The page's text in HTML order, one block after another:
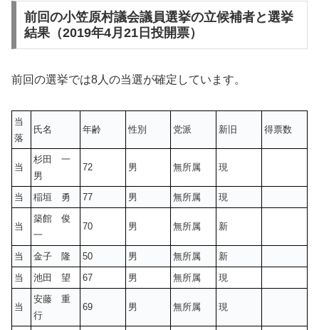
前回の小笠原村議会議員選挙の立候補者と選挙
結果（2019年4月21日投開票）
前回の選挙では8人の当選が確定しています。
当
落
氏名 年齢 性別 党派 新旧 得票数
当
杉田 一
男
72 男 無所属 現
当 稲垣 勇 77 男 無所属 現
当
築館 俊
一
70 男 無所属 新
当 金子 隆 50 男 無所属
新
当
池田 望 67 男 無所属 現
当
安藤 重
行
69 男 無所属 現